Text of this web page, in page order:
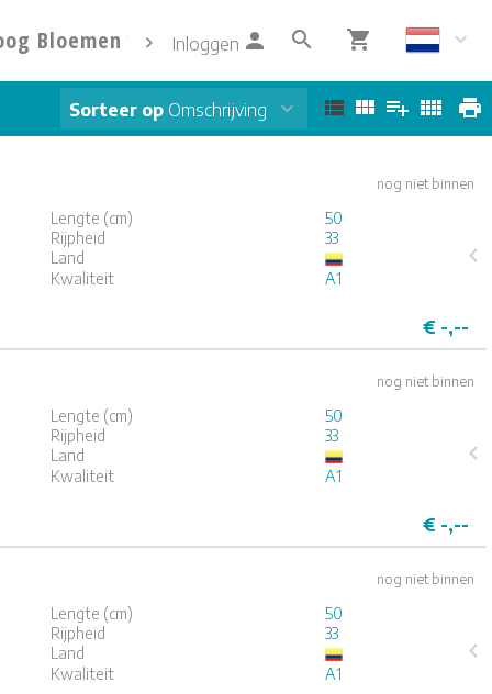
Bloemen Info Contact
Inloggen
Sorteer op Omschrijving
nog niet binnen
Lengte (cm)
50
Rijpheid
33
Land
Kwaliteit
A1
€ -,--
4
nog niet binnen
Lengte (cm)
50
Rijpheid
33
Land
Kwaliteit
A1
€ -,--
4
nog niet binnen
Lengte (cm)
50
Rijpheid
33
Land
Kwaliteit
A1
4